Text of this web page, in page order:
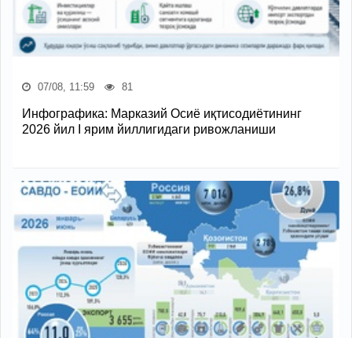
07/08, 11:59 81
Инфографика: Марказий Осиё иқтисодиётининг
2026 йил I ярим йиллигидаги ривожланиши